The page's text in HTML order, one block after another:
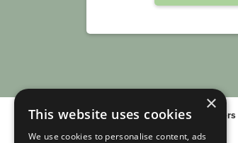
International levering 48-
×
This website uses cookies
We use cookies to personalise content, ads